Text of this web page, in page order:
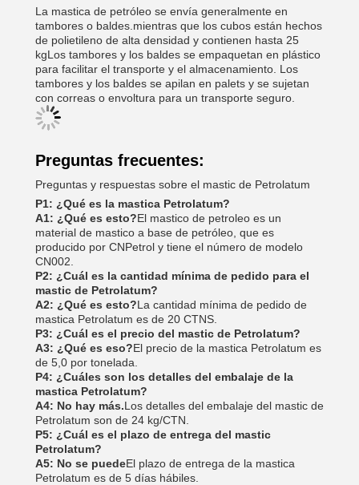
La mastica de petróleo se envía generalmente en
tambores o baldes.mientras que los cubos están hechos
de polietileno de alta densidad y contienen hasta 25
kgLos tambores y los baldes se empaquetan en plástico
para facilitar el transporte y el almacenamiento. Los
tambores y los baldes se apilan en palets y se sujetan
con correas o envoltura para un transporte seguro.
Preguntas frecuentes:
Preguntas y respuestas sobre el mastic de Petrolatum
P1: ¿Qué es la mastica Petrolatum?
A1: ¿Qué es esto?El mastico de petroleo es un
material de mastico a base de petróleo, que es
producido por CNPetrol y tiene el número de modelo
CN002.
P2: ¿Cuál es la cantidad mínima de pedido para el
mastic de Petrolatum?
A2: ¿Qué es esto?La cantidad mínima de pedido de
mastica Petrolatum es de 20 CTNS.
P3: ¿Cuál es el precio del mastic de Petrolatum?
A3: ¿Qué es eso?El precio de la mastica Petrolatum es
de 5,0 por tonelada.
P4: ¿Cuáles son los detalles del embalaje de la
mastica Petrolatum?
A4: No hay más.Los detalles del embalaje del mastic de
Petrolatum son de 24 kg/CTN.
P5: ¿Cuál es el plazo de entrega del mastic
Petrolatum?
A5: No se puedeEl plazo de entrega de la mastica
Petrolatum es de 5 días hábiles.